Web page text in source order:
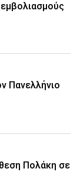
Πανελλήνιο
Πολάκη σε